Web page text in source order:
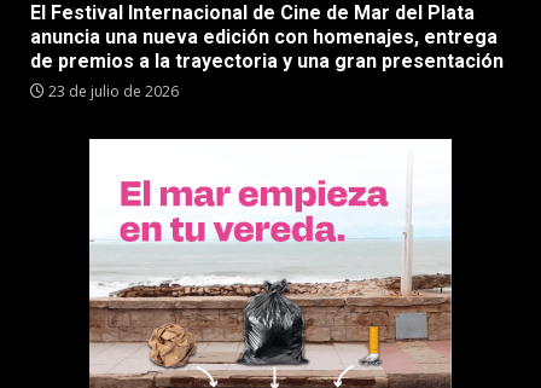
El Festival Internacional de Cine de Mar del Plata
anuncia una nueva edición con homenajes, entrega
de premios a la trayectoria y una gran presentación
23 de julio de 2026